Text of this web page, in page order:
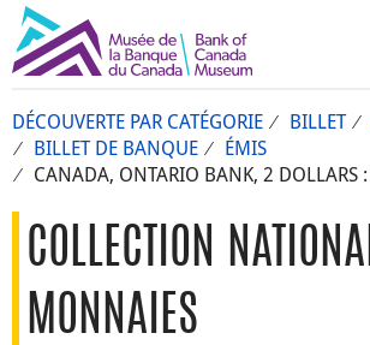
DÉCOUVERTE PAR CATÉGORIE BILLET
BILLET DE BANQUE
ÉMIS
CANADA, ONTARIO BANK, 2 DOLLARS
COLLECTION
MONNAIES